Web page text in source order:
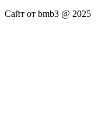
Сайт от bmb3 @ 2025